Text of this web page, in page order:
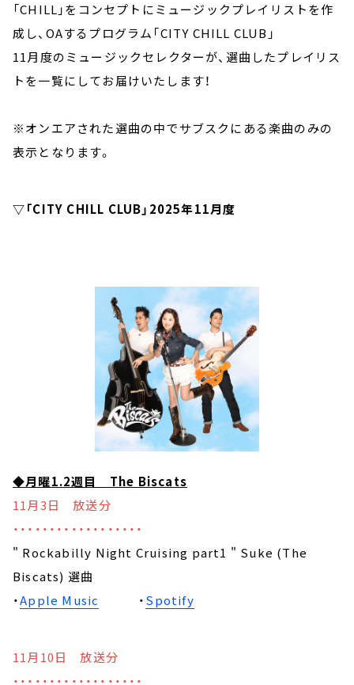
「CHILL」をコンセプトにミュージックプレイリストを作
成し、OAするプログラム「CITY CHILL CLUB」
11月度のミュージックセレクターが、選曲したプレイリス
トを一覧にしてお届けいたします！
※オンエアされた選曲の中でサブスクにある楽曲のみの
表示となります。
▽「CITY CHILL CLUB」2025年11月度
◆月曜1.2週目 The Biscats
11月3日 放送分
・・・・・・・・・・・・・・・・・・
" Rockabilly Night Cruising part1 " Suke (The
Biscats) 選曲
・Apple Music ・Spotify
11月10日 放送分
・・・・・・・・・・・・・・・・・・